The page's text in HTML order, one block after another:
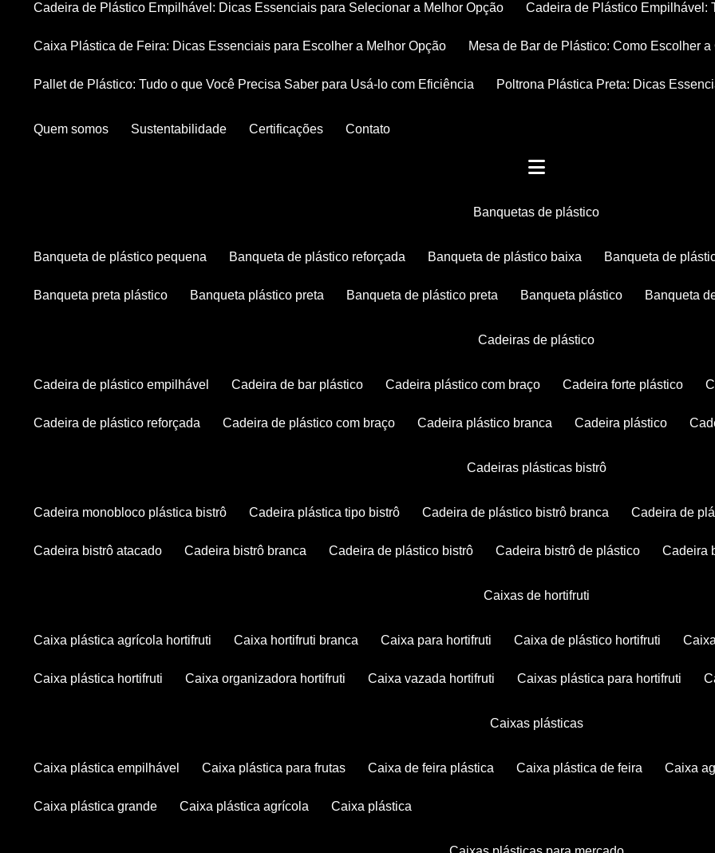
Cadeira de Plástico Empilhável: Dicas Essenciais para Selecionar a Melhor Opção Cadeira de Plástico
Caixa Plástica de Feira: Dicas Essenciais para Escolher a Melhor Opção Mesa de Bar de Plástico: Como Escolher
Pallet de Plástico: Tudo o que Você Precisa Saber para Usá-lo com Eficiência Poltrona Plástica Preta: Dicas
Quem somos Sustentabilidade Certificações Contato
banquetas de plástico
banqueta de plástico pequena banqueta de plástico reforçada banqueta de plástico baixa banqueta de
banqueta preta plástico banqueta plástico preta banqueta de plástico preta banqueta plástico banqueta
cadeiras de plástico
cadeira de plástico empilhável cadeira de bar plástico cadeira plástico com braço cadeira forte plástico
cadeira de plástico reforçada cadeira de plástico com braço cadeira plástico branca cadeira plástico
cadeiras plásticas bistrô
cadeira monobloco plástica bistrô cadeira plástica tipo bistrô cadeira de plástico bistrô branca cadeira de
cadeira bistrô atacado cadeira bistrô branca cadeira de plástico bistrô cadeira bistrô de plástico cadeira
caixas de hortifruti
caixa plástica agrícola hortifruti caixa hortifruti branca caixa para hortifruti caixa de plástico hortifruti
caixa plástica hortifruti caixa organizadora hortifruti caixa vazada hortifruti caixas plástica para hortifruti
caixas plásticas
caixa plástica empilhável caixa plástica para frutas caixa de feira plástica caixa plástica de feira caixa
caixa plástica grande caixa plástica agrícola caixa plástica